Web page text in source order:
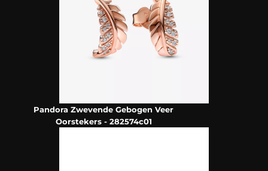
Pandora Zwevende Gebogen Veer
Oorstekers - 282574c01